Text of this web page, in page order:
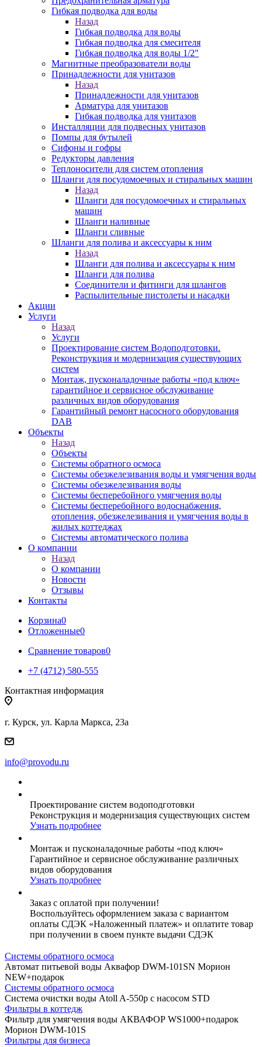
Гибкая подводка для воды
Назад
Гибкая подводка для воды
Гибкая подводка для смесителя
Гибкая подводка для воды 1/2"
Магнитные преобразователи воды
Принадлежности для унитазов
Назад
Принадлежности для унитазов
Арматура для унитазов
Гибкая подводка для унитазов
Инсталляции для подвесных унитазов
Помпы для бутылей
Сифоны и гофры
Редукторы давления
Теплоносители для систем отопления
Шланги для посудомоечных и стиральных машин
Назад
Шланги для посудомоечных и стиральных
машин
Шланги наливные
Шланги сливные
Шланги для полива и аксессуары к ним
Назад
Шланги для полива и аксессуары к ним
Шланги для полива
Соединители и фитинги для шлангов
Распылительные пистолеты и насадки
Акции
Услуги
Назад
Услуги
Проектирование систем Водоподготовки.
Реконструкция и модернизация существующих
систем
Монтаж, пусконаладочные работы «под ключ»
гарантийное и сервисное обслуживание
различных видов оборудования
Гарантийный ремонт насосного оборудования
DAB
Объекты
Назад
Объекты
Системы обратного осмоса
Системы обезжелезивания воды и умягчения воды
Системы обезжелезивания воды
Системы бесперебойного умягчения воды
Системы бесперебойного водоснабжения,
отопления, обезжелезивания и умягчения воды в
жилых коттеджах
Системы автоматического полива
О компании
Назад
О компании
Новости
Отзывы
Контакты
Корзина0
Отложенные0
Сравнение товаров0
+7 (4712) 580-555
Контактная информация
г. Курск, ул. Карла Маркса, 23а
info@provodu.ru
Проектирование систем водоподготовки
Реконструкция и модернизация существующих систем
Узнать подробнее
Монтаж и пусконаладочные работы «под ключ»
Гарантийное и сервисное обслуживание различных
видов оборудования
Узнать подробнее
Заказ с оплатой при получении!
Воспользуйтесь оформлением заказа с вариантом
оплаты СДЭК «Наложенный платеж» и оплатите товар
при получении в своем пункте выдачи СДЭК
Системы обратного осмоса
Автомат питьевой воды Аквафор DWM-101SN Морион
NEW+подарок
Системы обратного осмоса
Система очистки воды Аtoll A-550p с насосом STD
Фильтры в коттедж
Фильтр для умягчения воды АКВАФОР WS1000+подарок
Морион DWM-101S
Фильтры для бизнеса